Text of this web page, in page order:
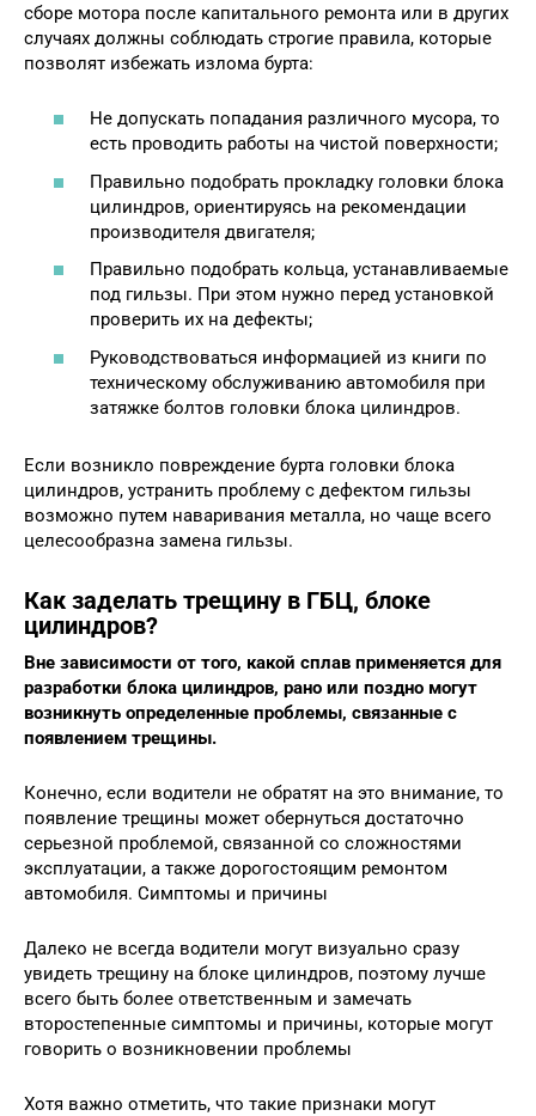
сборе мотора после капитального ремонта или в других
случаях должны соблюдать строгие правила, которые
позволят избежать излома бурта:
Не допускать попадания различного мусора, то
есть проводить работы на чистой поверхности;
Правильно подобрать прокладку головки блока
цилиндров, ориентируясь на рекомендации
производителя двигателя;
Правильно подобрать кольца, устанавливаемые
под гильзы. При этом нужно перед установкой
проверить их на дефекты;
Руководствоваться информацией из книги по
техническому обслуживанию автомобиля при
затяжке болтов головки блока цилиндров.
Если возникло повреждение бурта головки блока
цилиндров, устранить проблему с дефектом гильзы
возможно путем наваривания металла, но чаще всего
целесообразна замена гильзы.
Как заделать трещину в ГБЦ, блоке
цилиндров?
Вне зависимости от того, какой сплав применяется для
разработки блока цилиндров, рано или поздно могут
возникнуть определенные проблемы, связанные с
появлением трещины.
Конечно, если водители не обратят на это внимание, то
появление трещины может обернуться достаточно
серьезной проблемой, связанной со сложностями
эксплуатации, а также дорогостоящим ремонтом
автомобиля. Симптомы и причины
Далеко не всегда водители могут визуально сразу
увидеть трещину на блоке цилиндров, поэтому лучше
всего быть более ответственным и замечать
второстепенные симптомы и причины, которые могут
говорить о возникновении проблемы
Хотя важно отметить, что такие признаки могут